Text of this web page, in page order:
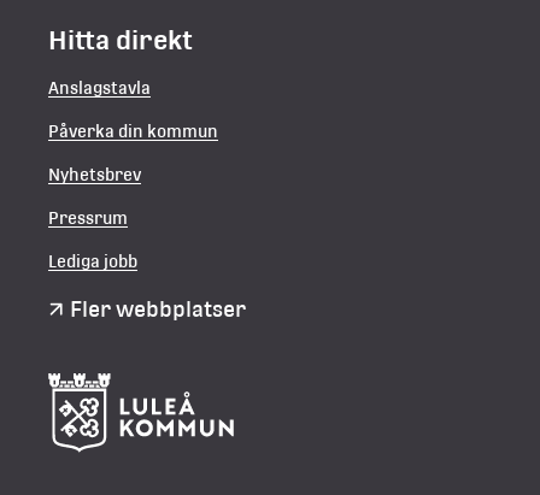
Hitta direkt
Anslagstavla
Påverka din kommun
Nyhetsbrev
Pressrum
Lediga jobb
Fler webbplatser